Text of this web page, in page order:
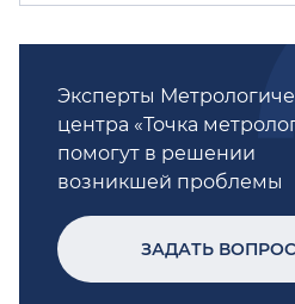
Эксперты
центра «Точка
помогут в решении
возникшей проблемы
ЗАДАТЬ